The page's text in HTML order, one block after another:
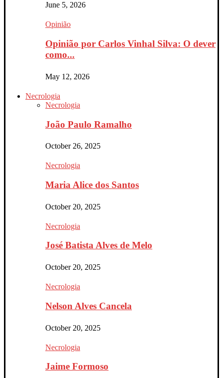
June 5, 2026
Opinião
Opinião por Carlos Vinhal Silva: O dever
como...
May 12, 2026
Necrologia
Necrologia
João Paulo Ramalho
October 26, 2025
Necrologia
Maria Alice dos Santos
October 20, 2025
Necrologia
José Batista Alves de Melo
October 20, 2025
Necrologia
Nelson Alves Cancela
October 20, 2025
Necrologia
Jaime Formoso